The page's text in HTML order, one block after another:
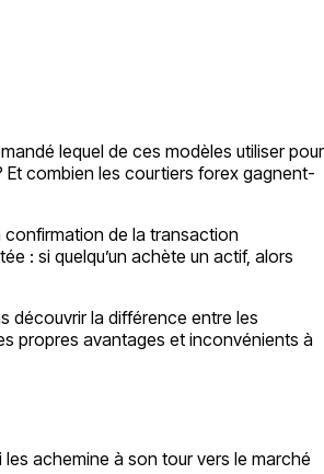
lequel de ces modèles utiliser pour
Et combien les courtiers forex gagnent-
confirmation de la transaction
: si quelqu’un achète un actif, alors
découvrir la différence entre les
propres avantages et inconvénients à
achemine à son tour vers le marché